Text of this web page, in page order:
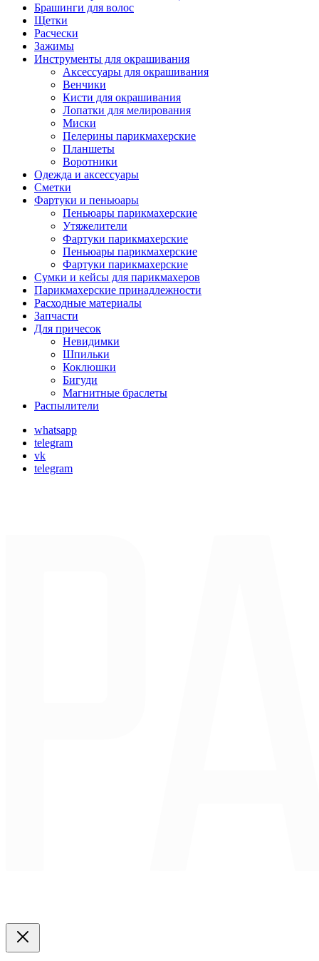
Брашинги для волос
Щетки
Расчески
Зажимы
Инструменты для окрашивания
Аксессуары для окрашивания
Венчики
Кисти для окрашивания
Лопатки для мелирования
Миски
Пелерины парикмахерские
Планшеты
Воротники
Одежда и аксессуары
Сметки
Фартуки и пеньюары
Пеньюары парикмахерские
Утяжелители
Фартуки парикмахерские
Пеньюары парикмахерские
Фартуки парикмахерские
Сумки и кейсы для парикмахеров
Парикмахерские принадлежности
Расходные материалы
Запчасти
Для причесок
Невидимки
Шпильки
Коклюшки
Бигуди
Магнитные браслеты
Распылители
whatsapp
telegram
vk
telegram